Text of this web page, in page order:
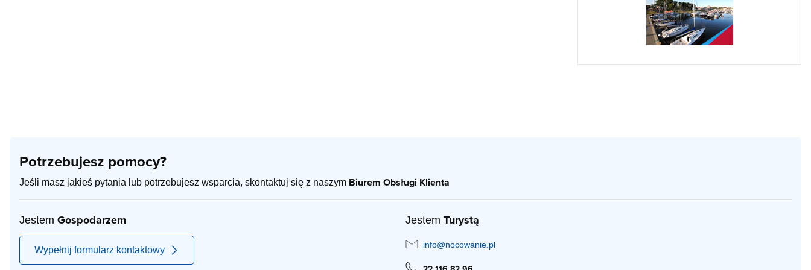
Potrzebujesz pomocy?
Jeśli masz jakieś pytania lub potrzebujesz wsparcia, skontaktuj się z naszym Biurem Obsługi Klienta
Jestem Gospodarzem
Wypełnij formularz kontaktowy
Jestem Turystą
info@nocowanie.pl